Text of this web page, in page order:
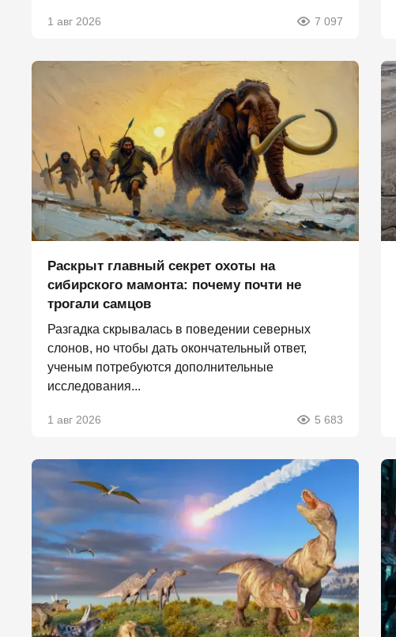
1 авг 2026 7 097
Раскрыт главный секрет охоты на
сибирского мамонта: почему почти не
трогали самцов
Разгадка скрывалась в поведении северных
слонов, но чтобы дать окончательный ответ,
ученым потребуются дополнительные
исследования...
1 авг 2026 5 683